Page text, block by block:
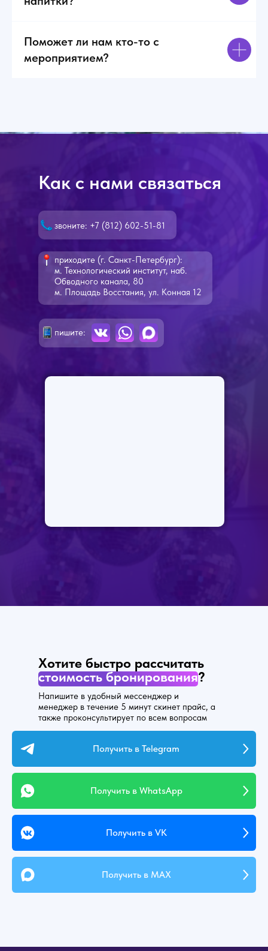
Поможет ли нам кто-то с
мероприятием?
Как с нами связаться
звоните: +7 (812) 602-51-81
приходите (г. Санкт-Петербург):
м. Технологический институт, наб.
Обводного канала, 80
м. Площадь Восстания, ул. Конная 12
пишите:
Напишите в удобный мессенджер и
менеджер в течение 5 минут скинет прайс, а
также проконсультирует по всем вопросам
Хотите быстро рассчитать
стоимость бронирования?
Получить в Telegram
Получить в WhatsApp
Получить в VK
Получить в MAX